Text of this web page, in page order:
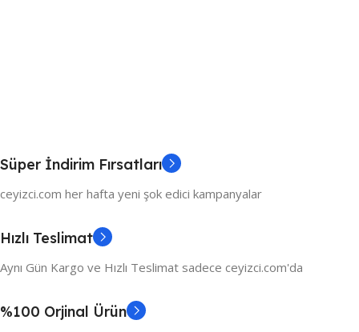
Süper İndirim Fırsatları
ceyizci.com her hafta yeni şok edici kampanyalar
Hızlı Teslimat
Aynı Gün Kargo ve Hızlı Teslimat sadece ceyizci.com'da
%100 Orjinal Ürün